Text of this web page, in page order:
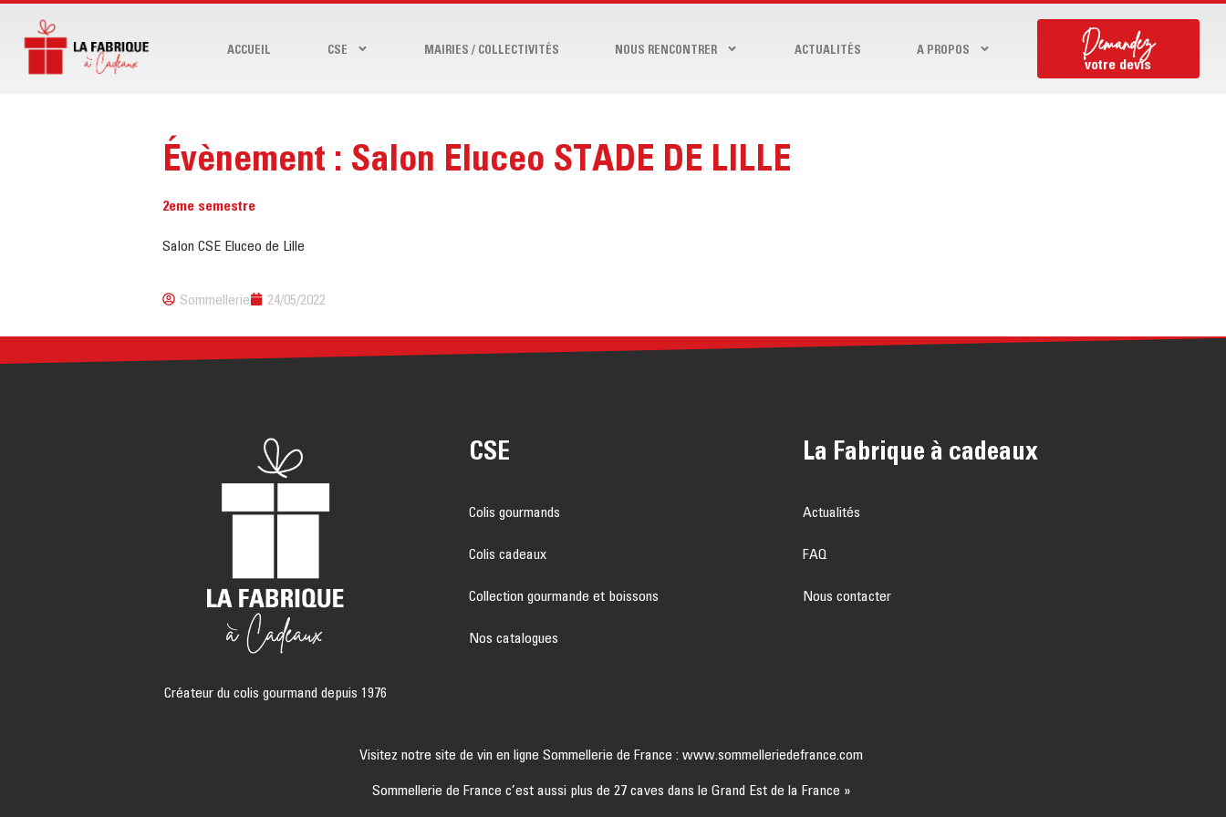
ACCUEIL CSE MAIRIES / COLLECTIVITÉS NOUS RENCONTRER ACTUALITÉS A PROPOS Demandez
votre devis
Évènement : Salon Eluceo STADE DE LILLE
2eme semestre
Salon CSE Eluceo de Lille
Sommellerie 24/05/2022
Créateur du colis gourmand depuis 1976
CSE
Colis gourmands
Colis cadeaux
Collection gourmande et boissons
Nos catalogues
La Fabrique à cadeaux
Actualités
FAQ
Nous contacter
Visitez notre site de vin en ligne Sommellerie de France : www.sommelleriedefrance.com
Sommellerie de France c’est aussi plus de 27 caves dans le Grand Est de la France »